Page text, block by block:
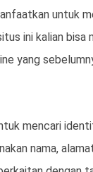
untuk
ini kalian bisa
yang
mencari
nama,